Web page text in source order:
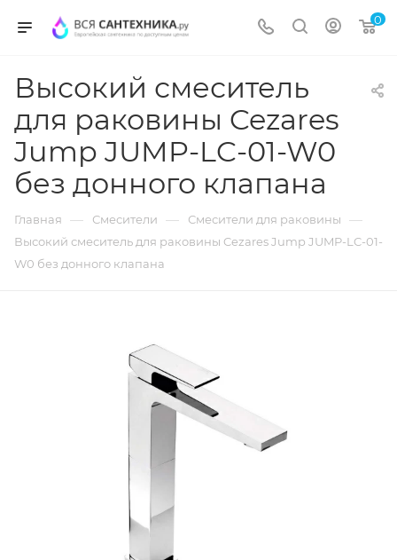
0
Высокий смеситель
для раковины Cezares
Jump JUMP-LC-01-W0
без донного клапана
Главная — Смесители — Смесители для раковины —
Высокий смеситель для раковины Cezares Jump JUMP-LC-01-
W0 без донного клапана